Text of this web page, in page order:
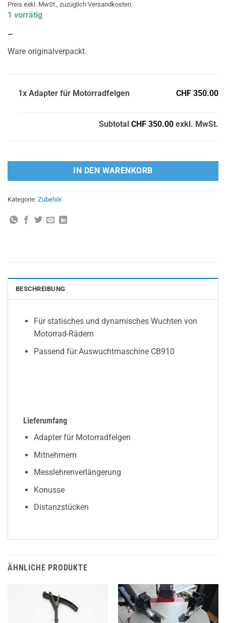
Preis exkl. MwSt., zuzüglich Versandkosten.
1 vorrätig
—
Ware originalverpackt.
1x Adapter für Motorradfelgen CHF 350.00
Subtotal CHF 350.00 exkl. MwSt.
IN DEN WARENKORB
Kategorie: Zubehör
BESCHREIBUNG
Für statisches und dynamisches Wuchten von
Motorrad-Rädern
Passend für Auswuchtmaschine CB910
Lieferumfang
Adapter für Motorradfelgen
Mitnehmern
Messlehrenverlängerung
Konusse
Distanzstücken
ÄHNLICHE PRODUKTE